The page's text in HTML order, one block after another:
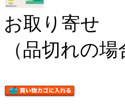
お取り寄せ
（品切れの